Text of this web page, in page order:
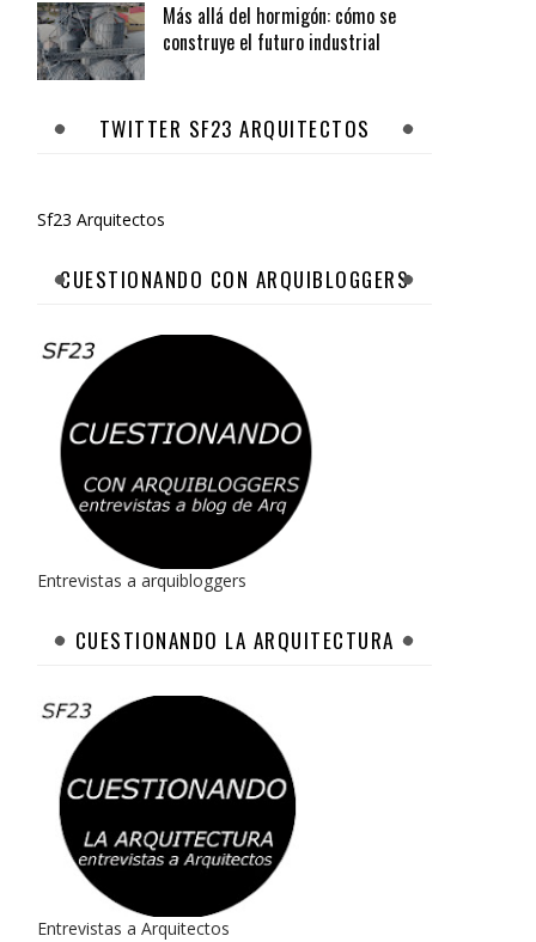
Más allá del hormigón: cómo se
construye el futuro industrial
TWITTER SF23 ARQUITECTOS
Sf23 Arquitectos
CUESTIONANDO CON ARQUIBLOGGERS
Entrevistas a arquibloggers
CUESTIONANDO LA ARQUITECTURA
Entrevistas a Arquitectos